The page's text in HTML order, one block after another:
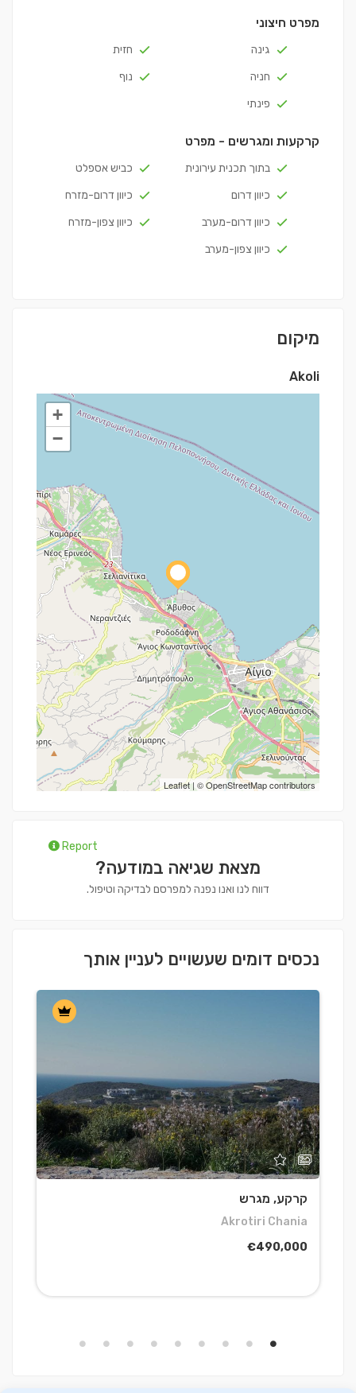
מפרט חיצוני
גינה
חזית
חניה
נוף
פינתי
קרקעות ומגרשים - מפרט
בתוך תכנית עירונית
כביש אספלט
כיוון דרום
כיוון דרום-מזרח
כיוון דרום-מערב
כיוון צפון-מזרח
כיוון צפון-מערב
מיקום
Akoli
+
−
Leaflet| ©OpenStreetMapcontributors
Report
מצאת שגיאה במודעה?
דווח לנו ואנו נפנה למפרסם לבדיקה וטיפול.
נכסים דומים שעשויים לעניין אותך
קרקע, מגרש
Akrotiri Chania
€490,000